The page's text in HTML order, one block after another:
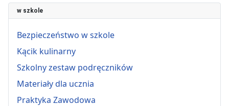
w szkole
Bezpieczeństwo w szkole
Kącik kulinarny
Szkolny zestaw podręczników
Materiały dla ucznia
Praktyka Zawodowa